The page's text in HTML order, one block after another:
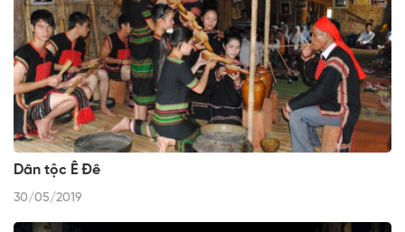
Dân tộc Ê Đê
30/05/2019